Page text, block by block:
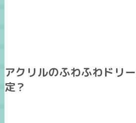
アクリルのふわふわドリ
定？